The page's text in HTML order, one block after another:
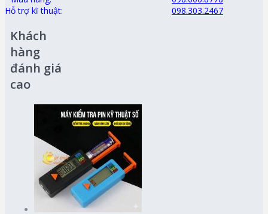
Hỗ trợ kĩ thuật:
098.303.2467
Khách
hàng
đánh giá
cao